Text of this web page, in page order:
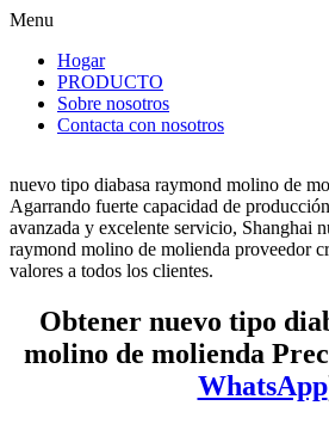
Menu
Hogar
PRODUCTO
Sobre nosotros
Contacta con nosotros
nuevo tipo diabasa raymond molino de
Agarrando fuerte capacidad de
avanzada y excelente servicio, Shanghai
raymond molino de molienda proveedor
valores a todos los clientes.
Obtener nuevo tipo
molino de molienda
WhatsApp